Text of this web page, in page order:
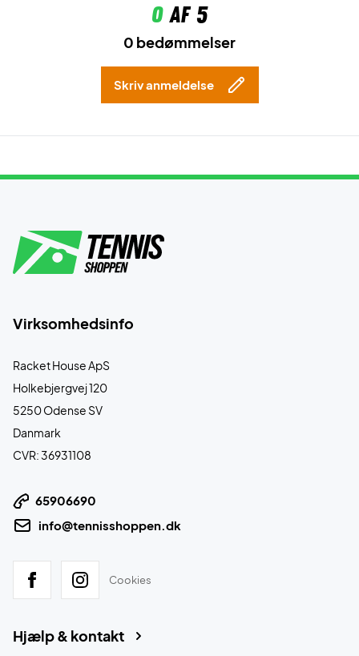
0af 5
0 bedømmelser
Skriv anmeldelse
Virksomhedsinfo
Racket House ApS
Holkebjergvej 120
5250 Odense SV
Danmark
CVR: 36931108
65906690
info@tennisshoppen.dk
Cookies
Hjælp & kontakt